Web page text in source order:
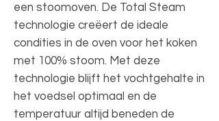
een stoomoven. De Total Steam
technologie creëert de ideale
condities in de oven voor het koken
met 100% stoom. Met deze
technologie blijft het vochtgehalte in
het voedsel optimaal en de
temperatuur altijd beneden de